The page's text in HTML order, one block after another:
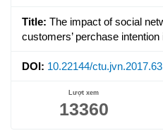
Title: The impact of social
customers’ perchase
DOI: 10.22144/
Lượt xem
13360